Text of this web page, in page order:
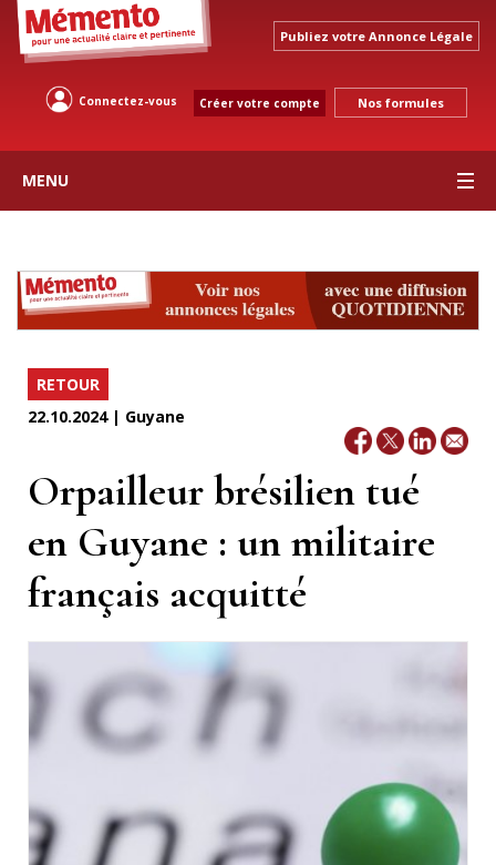
Publiez votre Annonce Légale
Connectez-vous Créer votre compte Nos formules
MENU
RETOUR
22.10.2024 | Guyane
Orpailleur brésilien tué
en Guyane : un militaire
français acquitté